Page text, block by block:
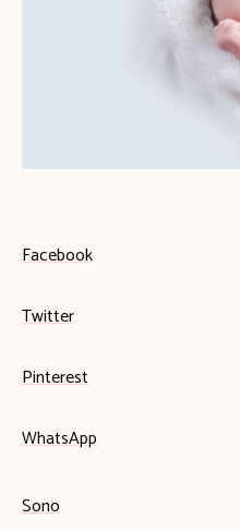
Facebook
Twitter
Pinterest
WhatsApp
Sono